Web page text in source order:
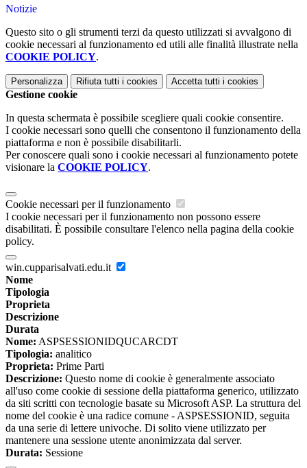
Notizie
Questo sito o gli strumenti terzi da questo utilizzati si avvalgono di
cookie necessari al funzionamento ed utili alle finalità illustrate nella
COOKIE POLICY.
Personalizza Rifiuta tutti i cookies Accetta tutti i cookies
Gestione cookie
In questa schermata è possibile scegliere quali cookie consentire.
I cookie necessari sono quelli che consentono il funzionamento della
piattaforma e non è possibile disabilitarli.
Per conoscere quali sono i cookie necessari al funzionamento potete
visionare la COOKIE POLICY.
Cookie necessari per il funzionamento
I cookie necessari per il funzionamento non possono essere
disabilitati. È possibile consultare l'elenco nella pagina della cookie
policy.
win.cupparisalvati.edu.it
Nome
Tipologia
Proprieta
Descrizione
Durata
Nome: ASPSESSIONIDQUCARCDT
Tipologia: analitico
Proprieta: Prime Parti
Descrizione: Questo nome di cookie è generalmente associato
all'uso come cookie di sessione della piattaforma generico, utilizzato
da siti scritti con tecnologie basate su Microsoft ASP. La struttura del
nome del cookie è una radice comune - ASPSESSIONID, seguita
da una serie di lettere univoche. Di solito viene utilizzato per
mantenere una sessione utente anonimizzata dal server.
Durata: Sessione